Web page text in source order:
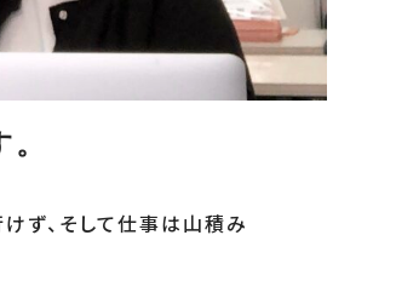
ず、そして仕事は山積み